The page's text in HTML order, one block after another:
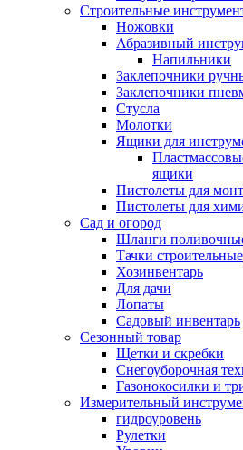
Строительные
Ножовки
Абразивный
Напильники
Заклепочники
Заклепочники
Стусла
Молотки
Ящики для
ящики
Пистолеты для
Пистолеты для
Сад и огород
Шланги
Тачки строительные
Хозинвентарь
Для дачи
Лопаты
Садовый инвентарь
Сезонный товар
Щетки и скребки
Снегоуборочная
Газонокосилки и
Измерительный
гидроуровень
Рулетки